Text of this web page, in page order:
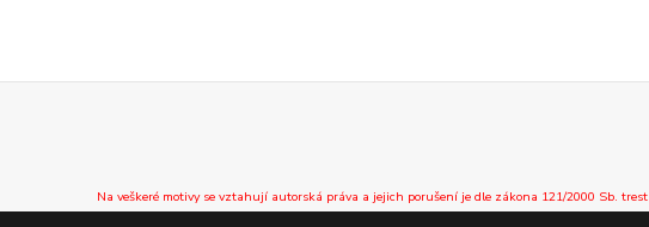
Na veškeré motivy se vztahují autorská práva a jejich porušení je dle zákona 121/2000 Sb.